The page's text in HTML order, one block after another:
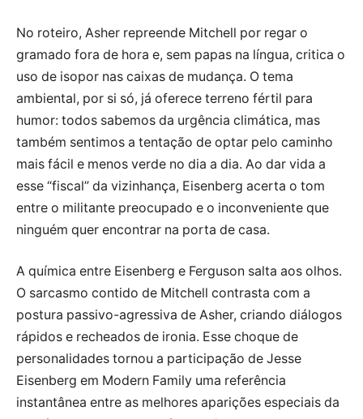
No roteiro, Asher repreende Mitchell por regar o
gramado fora de hora e, sem papas na língua, critica o
uso de isopor nas caixas de mudança. O tema
ambiental, por si só, já oferece terreno fértil para
humor: todos sabemos da urgência climática, mas
também sentimos a tentação de optar pelo caminho
mais fácil e menos verde no dia a dia. Ao dar vida a
esse “fiscal” da vizinhança, Eisenberg acerta o tom
entre o militante preocupado e o inconveniente que
ninguém quer encontrar na porta de casa.
A química entre Eisenberg e Ferguson salta aos olhos.
O sarcasmo contido de Mitchell contrasta com a
postura passivo-agressiva de Asher, criando diálogos
rápidos e recheados de ironia. Esse choque de
personalidades tornou a participação de Jesse
Eisenberg em Modern Family uma referência
instantânea entre as melhores aparições especiais da